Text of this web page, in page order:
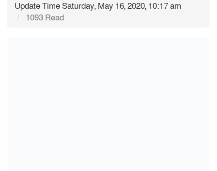
Update Time Saturday, May 16, 2020, 10:17 am
1093 Read